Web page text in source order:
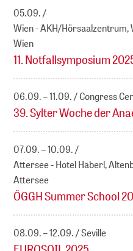
05.09.
Wien - AKH/
Wien
11. Notfallsymposium
06.09. – 11.09. Congress
39. Sylter Woche der
07.09. – 10.09.
Attersee - Hotel Haberl,
Attersee
ÖGGH Summer School
08.09. – 12.09. Seville